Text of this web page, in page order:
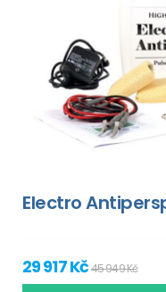
Electro
29 917 Kč45 949 Kč